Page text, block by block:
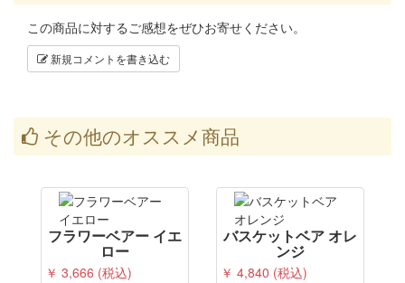
この商品に対するご感想をぜひお寄せください。
新規コメントを書き込む
その他のオススメ商品
フラワーベアー イエ
ロー
￥ 3,666 (税込)
バスケットベア オレ
ンジ
￥ 4,840 (税込)